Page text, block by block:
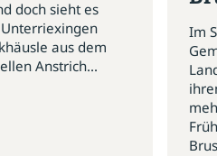
doch sieht es
aus dem
Anstrich...
Im